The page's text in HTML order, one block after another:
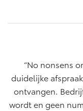
No nonsens
duidelijke
ontvangen.
wordt en geen